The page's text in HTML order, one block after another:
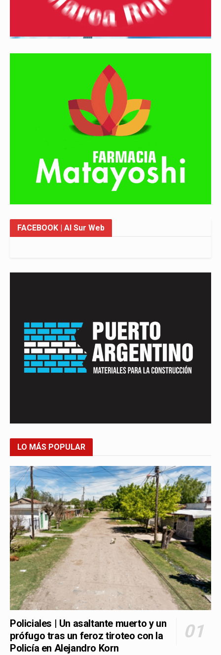
FACEBOOK | Al Sur Web
LO MÁS POPULAR
Policiales | Un asaltante muerto y un
prófugo tras un feroz tiroteo con la
Policía en Alejandro Korn